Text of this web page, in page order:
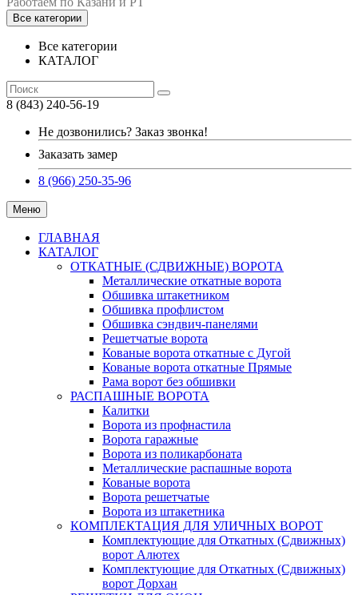
Все категории
Все категории
КАТАЛОГ
8 (843) 240-56-19
Не дозвонились? Заказ звонка!
Заказать замер
8 (966) 250-35-96
Меню
ГЛАВНАЯ
КАТАЛОГ
ОТКАТНЫЕ (СДВИЖНЫЕ) ВОРОТА
Металлические откатные ворота
Обшивка штакетником
Обшивка профлистом
Обшивка сэндвич-панелями
Решетчатые ворота
Кованые ворота откатные с Дугой
Кованые ворота откатные Прямые
Рама ворот без обшивки
РАСПАШНЫЕ ВОРОТА
Калитки
Ворота из профнастила
Ворота гаражные
Ворота из поликарбоната
Металлические распашные ворота
Кованые ворота
Ворота решетчатые
Ворота из штакетника
КОМПЛЕКТАЦИЯ ДЛЯ УЛИЧНЫХ ВОРОТ
Комплектующие для Откатных (Сдвижных)
ворот Алютех
Комплектующие для Откатных (Сдвижных)
ворот Дорхан